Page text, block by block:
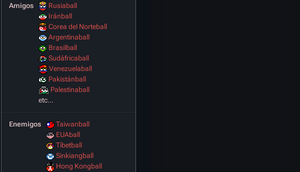
Amigos
Rusiaball
Iránball
Corea del Norteball
Argentinaball
Brasilball
Sudáfricaball
Venezuelaball
Pakistánball
Palestinaball
etc...
Enemigos
Taiwanball
EUAball
Tíbetball
Sinkiangball
Hong Kongball